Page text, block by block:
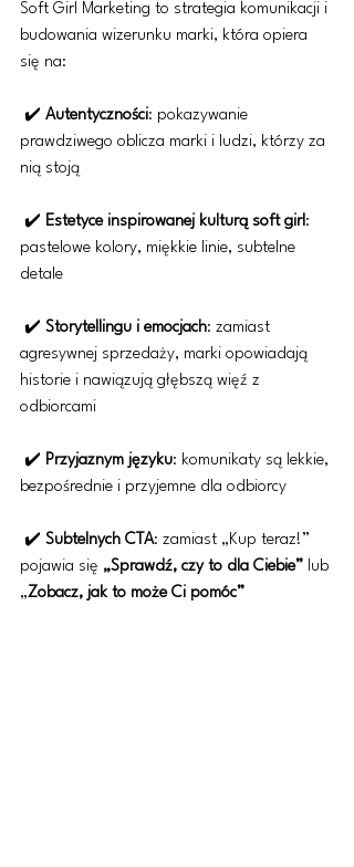
Soft Girl Marketing to strategia komunikacji i
budowania wizerunku marki, która opiera
się na:
✔️ Autentyczności: pokazywanie
prawdziwego oblicza marki i ludzi, którzy za
nią stoją
✔️ Estetyce inspirowanej kulturą soft girl:
pastelowe kolory, miękkie linie, subtelne
detale
✔️ Storytellingu i emocjach: zamiast
agresywnej sprzedaży, marki opowiadają
historie i nawiązują głębszą więź z
odbiorcami
✔️ Przyjaznym języku: komunikaty są lekkie,
bezpośrednie i przyjemne dla odbiorcy
✔️ Subtelnych CTA: zamiast „Kup teraz!”
pojawia się „Sprawdź, czy to dla Ciebie” lub
„Zobacz, jak to może Ci pomóc”